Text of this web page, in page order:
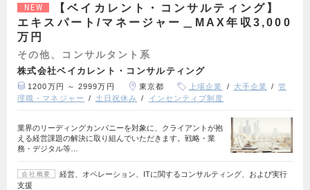
NEW
【ベイカレント・コンサルティング】
エキスパート/マネージャー＿MAX年収3,000
万円
その他、コンサルタント系
株式会社ベイカレント・コンサルティング
1200万円 ～ 2999万円 東京都 上場企業 大手企業
管
理職・マネジャー
土日祝休み インセンティブ制度
業界のリーディングカンパニーを対象に、クライアントが抱
える経営課題の解決に取り組んでいただきます。戦略・業
務・デジタル等…
会社概要
経営、オペレーション、ITに関するコンサルティング、および実行
支援